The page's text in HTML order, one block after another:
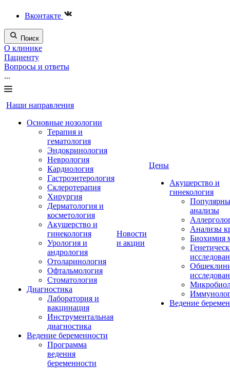
Вконтакте
Поиск
О клинике
Пациенту
Вопросы и ответы
...
Наши направления
Основные нозологии
Терапия и
гематология
Эндокринология
Неврология
Кардиология
Гастроэнтерология
Склеротерапия
Хирургия
Дерматология и
косметология
Акушерство и
гинекология
Урология и
андрология
Отоларинология
Офтальмология
Стоматология
Диагностика
Лаборатория и
вакцинация
Инструментальная
диагностика
Ведение беременности
Программа
ведения
беременности
Новости
и акции
Цены
Акушерство и
гинекология
анализы
Анализы
Биохимия
Ведение